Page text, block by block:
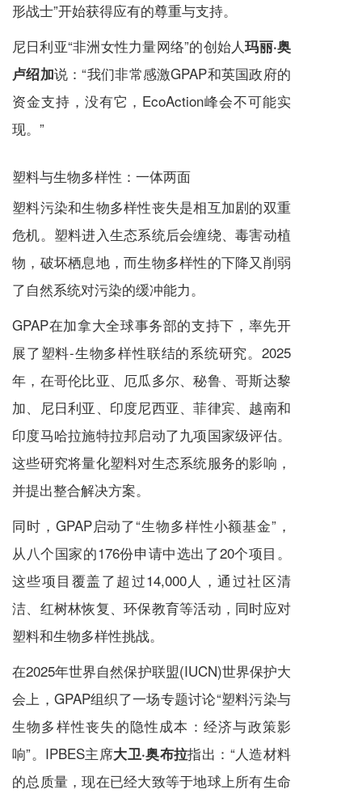
形战士”开始获得应有的尊重与支持。
尼日利亚“非洲女性力量网络”的创始人玛丽·奥
卢绍加说：“我们非常感激GPAP和英国政府的
资金支持，没有它，EcoAction峰会不可能实
现。”
塑料与生物多样性：一体两面
塑料污染和生物多样性丧失是相互加剧的双重
危机。塑料进入生态系统后会缠绕、毒害动植
物，破坏栖息地，而生物多样性的下降又削弱
了自然系统对污染的缓冲能力。
GPAP在加拿大全球事务部的支持下，率先开
展了塑料-生物多样性联结的系统研究。2025
年，在哥伦比亚、厄瓜多尔、秘鲁、哥斯达黎
加、尼日利亚、印度尼西亚、菲律宾、越南和
印度马哈拉施特拉邦启动了九项国家级评估。
这些研究将量化塑料对生态系统服务的影响，
并提出整合解决方案。
同时，GPAP启动了“生物多样性小额基金”，
从八个国家的176份申请中选出了20个项目。
这些项目覆盖了超过14,000人，通过社区清
洁、红树林恢复、环保教育等活动，同时应对
塑料和生物多样性挑战。
在2025年世界自然保护联盟(IUCN)世界保护大
会上，GPAP组织了一场专题讨论“塑料污染与
生物多样性丧失的隐性成本：经济与政策影
响”。IPBES主席大卫·奥布拉指出：“人造材料
的总质量，现在已经大致等于地球上所有生命